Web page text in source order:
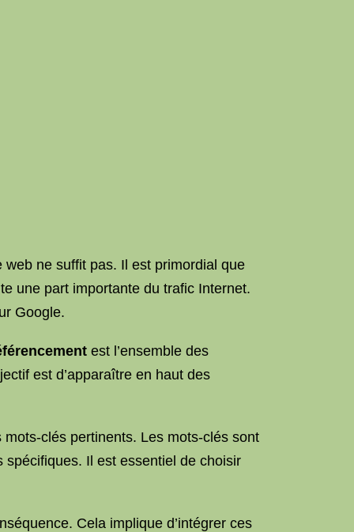
web ne suffit pas. Il est primordial que
une part importante du trafic Internet.
Google.
est l’ensemble des
est d’apparaître en haut des
clés pertinents. Les mots-clés sont
Il est essentiel de choisir
Cela implique d’intégrer ces